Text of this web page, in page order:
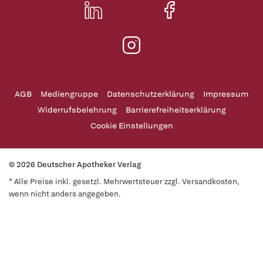
AGB Mediengruppe Datenschutzerklärung
Impressum
Widerrufsbelehrung
Barrierefreiheitserklärung
Cookie Einstellungen
© 2026 Deutscher Apotheker Verlag
* Alle Preise inkl. gesetzl. Mehrwertsteuer zzgl. Versandkosten,
wenn nicht anders angegeben.